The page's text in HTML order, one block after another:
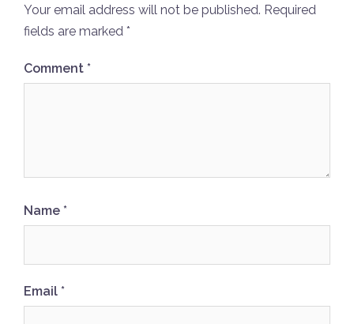
Your email address will not be published. Required
fields are marked *
Comment *
Name *
Email *